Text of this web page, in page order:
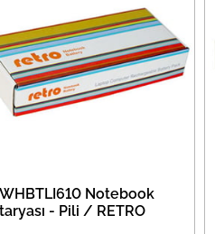
Notebook
- Pili / RETRO